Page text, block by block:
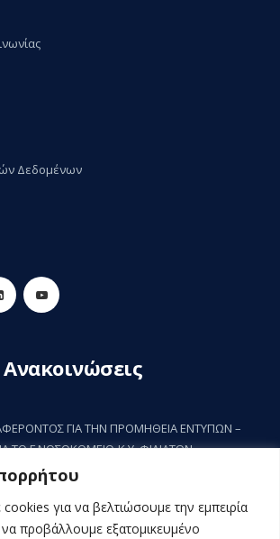
για να βελτιώσουμε την εμπειρία
προβάλλουμε εξατομικευμένο
Δεδομένων
ΓΙΑ ΤΗΝ ΠΡΟΜΗΘΕΙΑ ΕΝΤΥΠΩΝ –
ΤΟ Γ.ΝΟΣΟΚΟΜΕΙΟ-Κ.Υ. ΦΙΛΙΑΤΩΝ
ΓΙΑ ΤΗΝ ΠΡΟΜΗΘΕΙΑ ΡΥΘΜΙΣΤΗ
ΤΗΣ ΚΚΜ3 (ΜΑΦ) ΤΟΥ Γ.Ν.-Κ.Υ. ΦΙΛΙΑΤΩΝ